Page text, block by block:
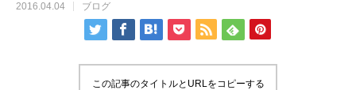
2016.04.04 ブログ
この記事のタイトルとURLをコピーする